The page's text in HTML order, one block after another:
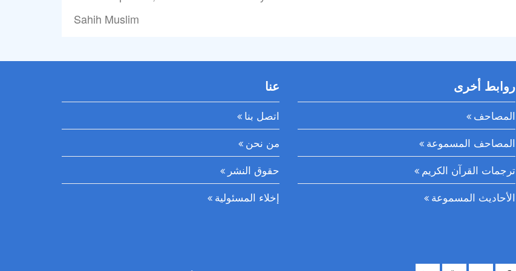
Sahih Muslim
عنا
اتصل بنا
من نحن
حقوق النشر
إخلاء المسئولية
روابط أخرى
المصاحف
المصاحف المسموعة
ترجمات القرآن الكريم
الأحاديث المسموعة